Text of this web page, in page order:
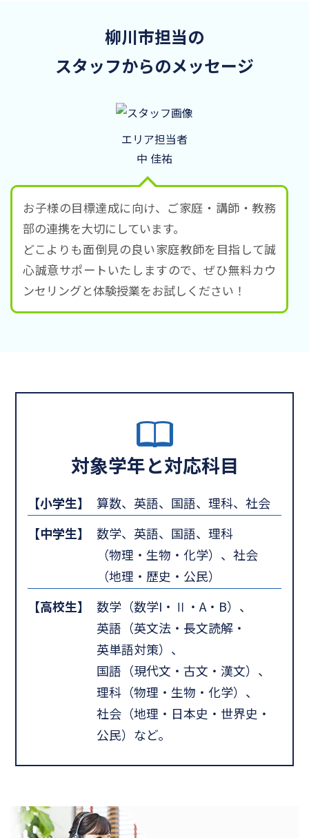
柳川市担当の
スタッフからのメッセージ
エリア担当者
中 佳祐
お子様の目標達成に向け、ご家庭・講師・教務
部の連携を大切にしています。
どこよりも面倒見の良い家庭教師を目指して誠
心誠意サポートいたしますので、ぜひ無料カウ
ンセリングと体験授業をお試しください！
対象学年と対応科目
【小学生】
算数、英語、国語、理科、社会
【中学生】
数学、英語、国語、理科
（物理・生物・化学）、社会
（地理・歴史・公民）
【高校生】
数学（数学I・Ⅱ・A・B）、
英語（英文法・長文読解・
英単語対策）、
国語（現代文・古文・漢文）、
理科（物理・生物・化学）、
社会（地理・日本史・世界史・
公民）など。